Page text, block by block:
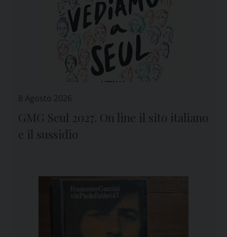
8 Agosto 2026
GMG Seul 2027. On line il sito italiano
e il sussidio